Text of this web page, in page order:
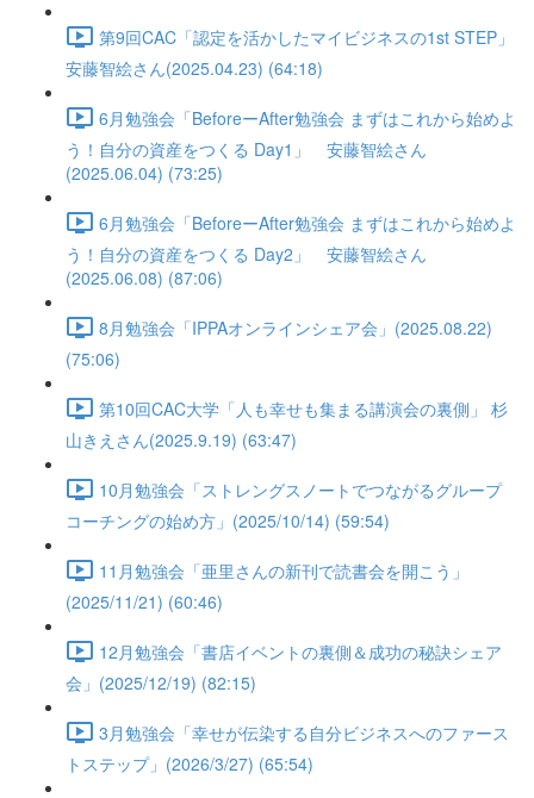
第9回CAC「認定を活かしたマイビジネスの1st STEP」
安藤智絵さん(2025.04.23) (64:18)
6月勉強会「BeforeーAfter勉強会 まずはこれから始めよ
う！自分の資産をつくる Day1」 安藤智絵さん
(2025.06.04) (73:25)
6月勉強会「BeforeーAfter勉強会 まずはこれから始めよ
う！自分の資産をつくる Day2」 安藤智絵さん
(2025.06.08) (87:06)
8月勉強会「IPPAオンラインシェア会」(2025.08.22)
(75:06)
第10回CAC大学「人も幸せも集まる講演会の裏側」 杉
山きえさん(2025.9.19) (63:47)
10月勉強会「ストレングスノートでつながるグループ
コーチングの始め方」(2025/10/14) (59:54)
11月勉強会「亜里さんの新刊で読書会を開こう」
(2025/11/21) (60:46)
12月勉強会「書店イベントの裏側＆成功の秘訣シェア
会」(2025/12/19) (82:15)
3月勉強会「幸せが伝染する自分ビジネスへのファース
トステップ」(2026/3/27) (65:54)